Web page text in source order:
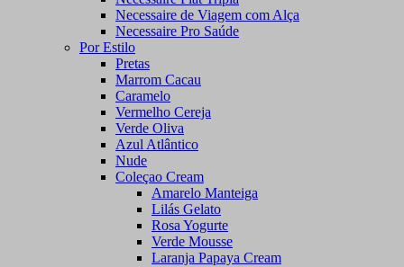
Necessaire de Viagem com Alça
Necessaire Pro Saúde
Por Estilo
Pretas
Marrom Cacau
Caramelo
Vermelho Cereja
Verde Oliva
Azul Atlântico
Nude
Coleçao Cream
Amarelo Manteiga
Lilás Gelato
Rosa Yogurte
Verde Mousse
Laranja Papaya Cream